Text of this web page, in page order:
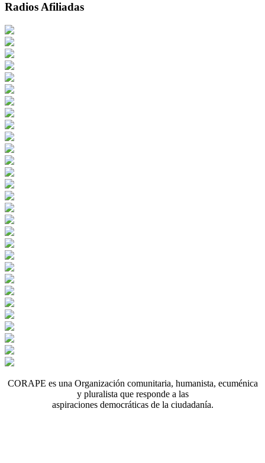
Radios Afiliadas
CORAPE es una Organización comunitaria, humanista, ecuménica
y pluralista que responde a las
aspiraciones democráticas de la ciudadanía.